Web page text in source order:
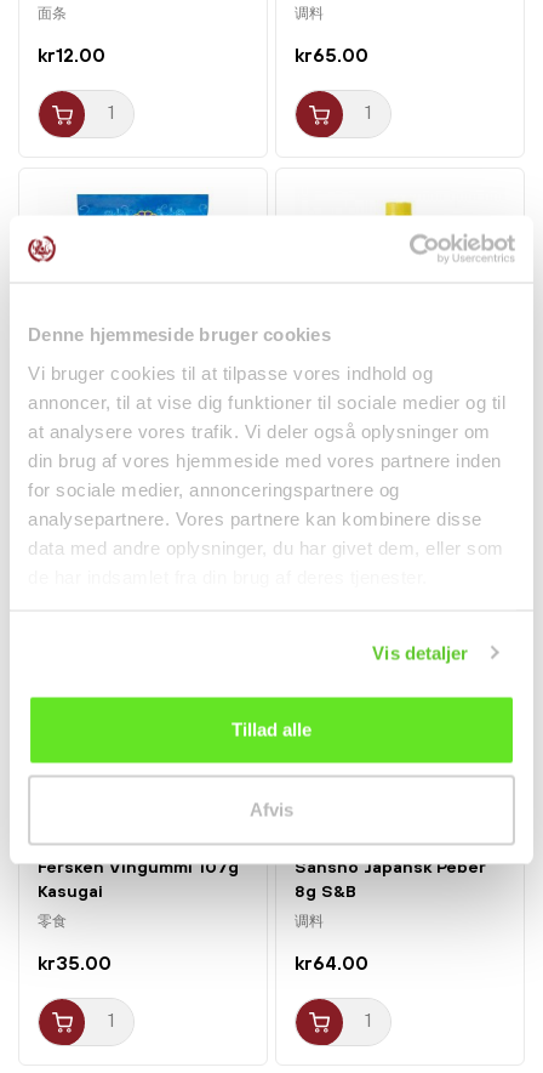
Denne hjemmeside bruger cookies
Vi bruger cookies til at tilpasse vores indhold og
annoncer, til at vise dig funktioner til sociale medier og til
at analysere vores trafik. Vi deler også oplysninger om
din brug af vores hjemmeside med vores partnere inden
for sociale medier, annonceringspartnere og
analysepartnere. Vores partnere kan kombinere disse
data med andre oplysninger, du har givet dem, eller som
Vis detaljer
Tillad alle
Afvis
面条
kr12.00
调料
kr65.00
Dalchini Kanelbark 50g
TRS
调料
kr18.00
Sort Is Te m. Citron
500ml Oishi
饮料
kr19.50
Fersken Vingummi 107g
Kasugai
零食
kr35.00
Sansho Japansk Peber
8g S&B
调料
kr64.00